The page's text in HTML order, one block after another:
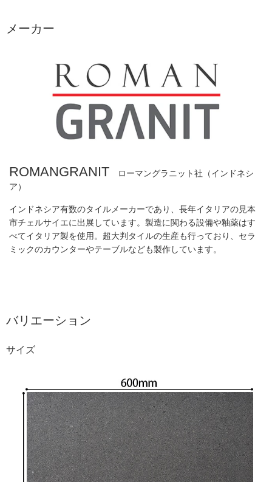
メーカー
ROMANGRANIT ローマングラニット社（インドネシ
ア）
インドネシア有数のタイルメーカーであり、長年イタリアの見本
市チェルサイエに出展しています。製造に関わる設備や釉薬はす
べてイタリア製を使用。超大判タイルの生産も行っており、セラ
ミックのカウンターやテーブルなども製作しています。
バリエーション
サイズ